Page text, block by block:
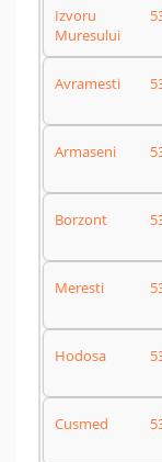
Izvoru
Muresului
Avramesti
Armaseni
Borzont
Meresti
Hodosa
Cusmed